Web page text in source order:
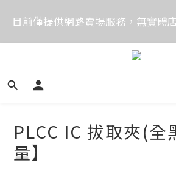
價格均含稅，下單享優惠！歡迎大
專案報價。
目前僅提供網路賣場服務，無實體
目前電話系統異常，暫時無法正常
PLCC IC 拔取夾(全
量】